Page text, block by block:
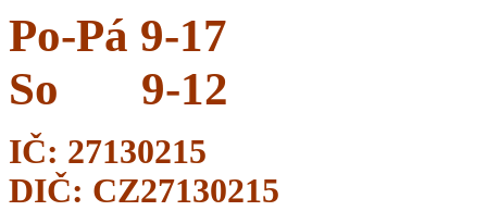
Po-Pá 9-17
So
9-12
IČ: 27130215
DIČ: CZ27130215